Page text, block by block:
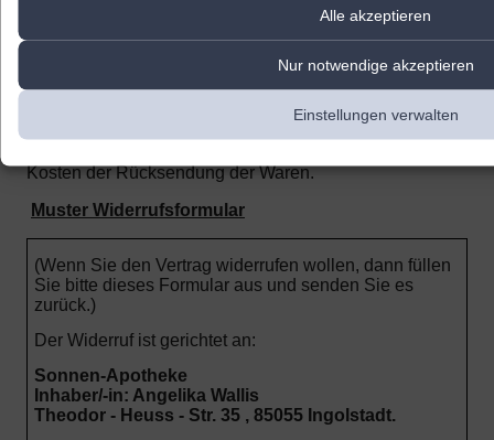
Alle akzeptieren
Nur notwendige akzeptieren
Einstellungen verwalten
spätestens binnen vierzehn Tagen ab dem Tag, an dem
Sie uns über den Widerruf dieses Vertrags unterrichten,
an uns zurückzusenden oder zu übergeben. Die Frist ist
Kosten der Rücksendung der Waren.
Muster Widerrufsformular
(Wenn Sie den Vertrag widerrufen wollen, dann füllen
Sie bitte dieses Formular aus und senden Sie es
zurück.)
Der Widerruf ist gerichtet an:
Sonnen-Apotheke
Inhaber/-in: Angelika Wallis
Theodor - Heuss - Str. 35 , 85055 Ingolstadt.